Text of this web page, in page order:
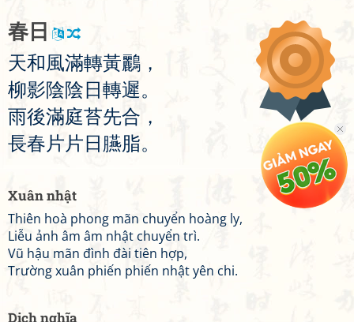
春日
天和風滿轉黃鸝 ，
柳影陰陰 日 轉遲。
雨後滿庭苔先合 ，
長春片片 日 臙脂。
Xuân nhật
Thiên hoà phong mãn chuyển hoàng ly,
Liễu ảnh âm âm nhật chuyển trì.
Vũ hậu mãn đình đài tiên hợp,
Trường xuân phiến phiến nhật yên chi.
Dịch nghĩa